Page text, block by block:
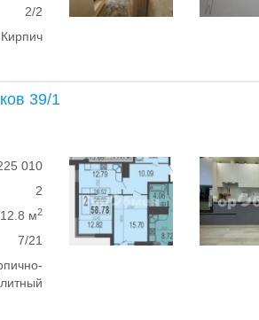
2/2
Кирпич
39/1
010
2
м2
7/21